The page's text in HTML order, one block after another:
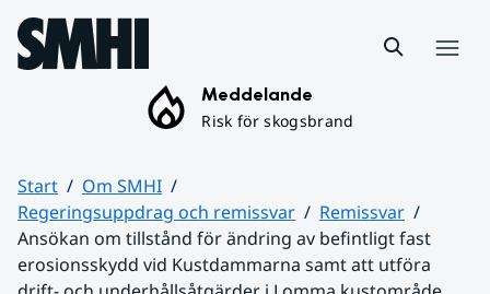
Hoppa till sidans innehåll
Meddelande
Risk för skogsbrand
Start
Om SMHI
Regeringsuppdrag och remissvar
Remissvar
Ansökan om tillstånd för ändring av befintligt fast
erosionsskydd vid Kustdammarna samt att utföra